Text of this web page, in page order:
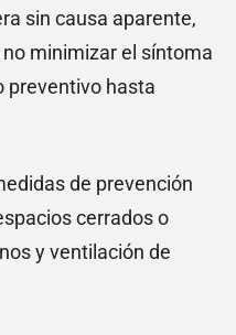
sin causa aparente,
minimizar el síntoma
preventivo hasta
de prevención
cerrados o
y ventilación de